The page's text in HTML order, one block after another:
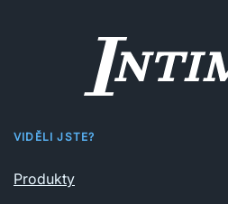
VIDĚLI JSTE?
Produkty